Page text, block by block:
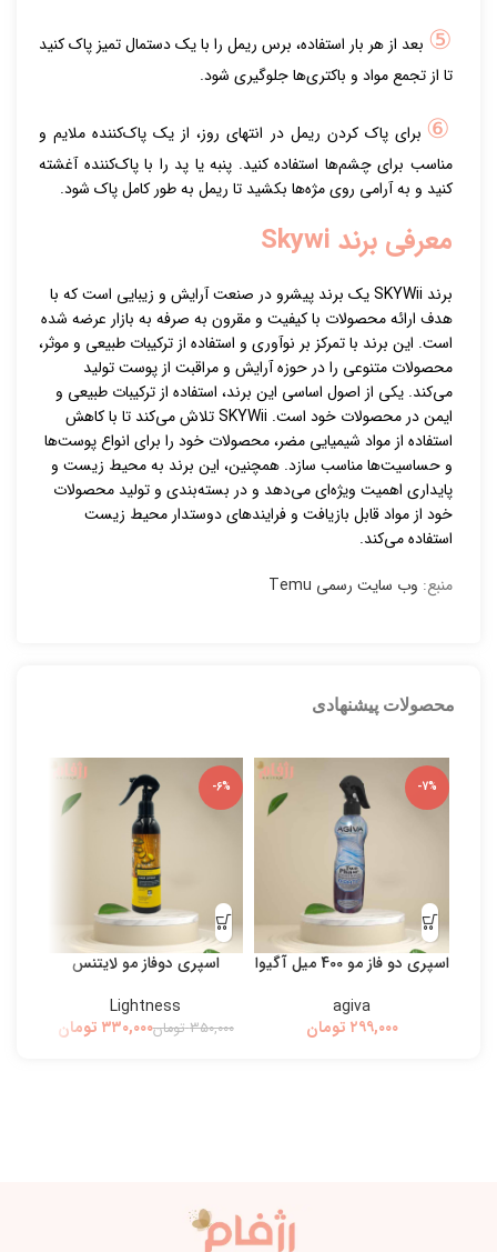
⑤ بعد از هر بار استفاده، برس ریمل را با یک دستمال تمیز پاک کنید
تا از تجمع مواد و باکتری‌ها جلوگیری شود.
⑥ برای پاک کردن ریمل در انتهای روز، از یک پاک‌کننده ملایم و
مناسب برای چشم‌ها استفاده کنید. پنبه یا پد را با پاک‌کننده آغشته
کنید و به آرامی روی مژه‌ها بکشید تا ریمل به طور کامل پاک شود.
معرفی برند Skywi
برند SKYWii یک برند پیشرو در صنعت آرایش و زیبایی است که با
هدف ارائه محصولات با کیفیت و مقرون به صرفه به بازار عرضه شده
است. این برند با تمرکز بر نوآوری و استفاده از ترکیبات طبیعی و موثر،
محصولات متنوعی را در حوزه آرایش و مراقبت از پوست تولید
می‌کند. یکی از اصول اساسی این برند، استفاده از ترکیبات طبیعی و
ایمن در محصولات خود است. SKYWii تلاش می‌کند تا با کاهش
استفاده از مواد شیمیایی مضر، محصولات خود را برای انواع پوست‌ها
و حساسیت‌ها مناسب سازد. همچنین، این برند به محیط زیست و
پایداری اهمیت ویژه‌ای می‌دهد و در بسته‌بندی و تولید محصولات
خود از مواد قابل بازیافت و فرایندهای دوستدار محیط زیست
استفاده می‌کند.
منبع: وب سایت رسمی Temu
محصولات پیشنهادی
-7%
اسپری دو فاز مو 400 میل آگیوا
agiva
تومان
-6%
اسپری دوفاز مو لایتنس
Lightness
۳۵۰,۰۰۰ تومان۳۳۰,۰۰۰ تومان